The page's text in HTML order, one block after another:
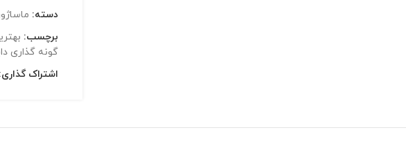
دسته:
برچسب:
گونه گذاری
اشتراک گذاری: